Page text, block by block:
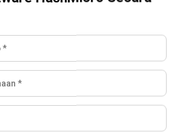
pada standar editorial yang ketat
sumber utama seperti regulasi
industri, serta publikasi terpercaya
konten yang akurat dan relevan.
tentang cara kami menjaga
dan objektivitas konten dengan
Editorial kami.